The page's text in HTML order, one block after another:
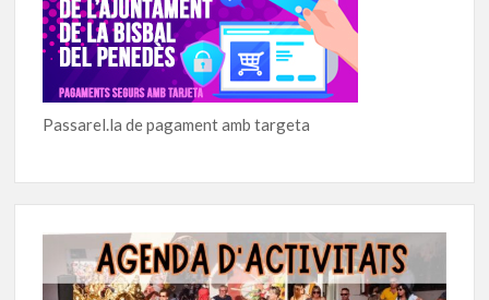
Passarel.la de pagament amb targeta